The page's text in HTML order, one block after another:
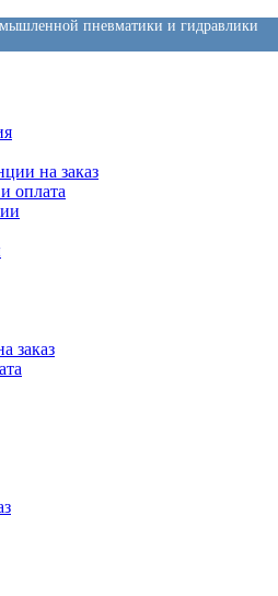
пневматики и гидравлики
на заказ
оплата
заказ